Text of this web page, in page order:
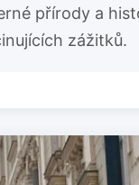
přírody a
zážitků.